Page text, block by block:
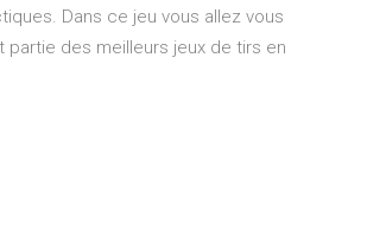
Dans ce jeu vous allez vous
des meilleurs jeux de tirs en